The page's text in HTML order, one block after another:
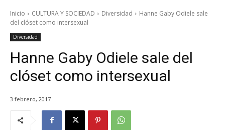
Inicio CULTURA Y SOCIEDAD Diversidad
Hanne Gaby Odiele sale
del clóset como intersexual
Diversidad
Hanne Gaby Odiele sale del
clóset como intersexual
3 febrero, 2017